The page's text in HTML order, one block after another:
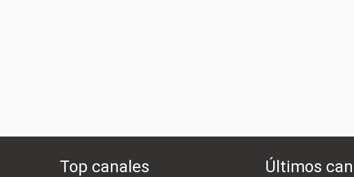
Top canales Últimos